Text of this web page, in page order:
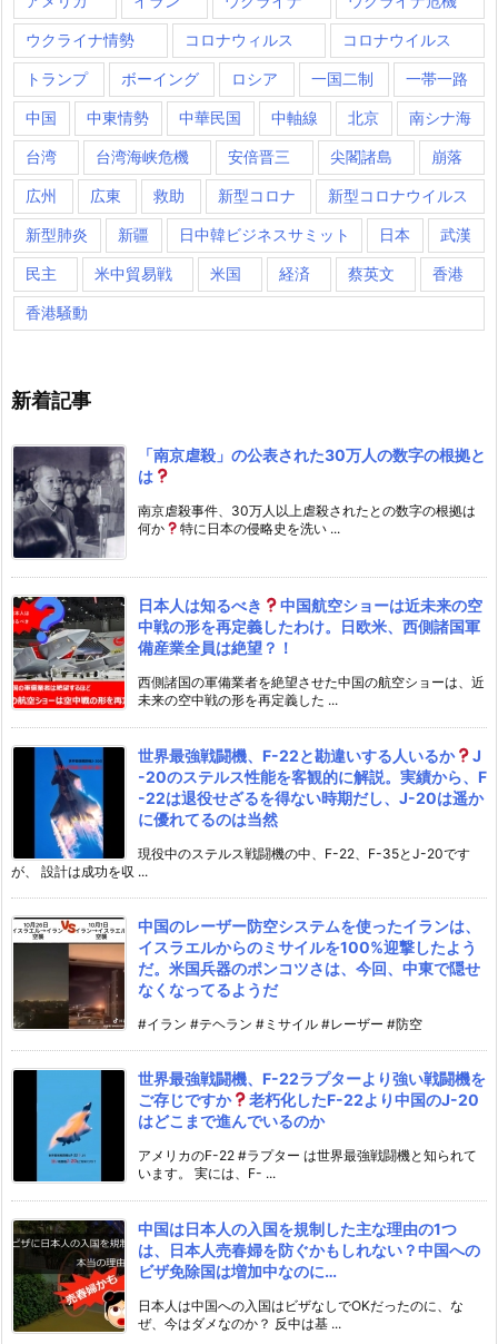
ウクライナ情勢 コロナウィルス コロナウイルス
トランプ ボーイング ロシア 一国二制 一帯一路
中国 中東情勢 中華民国 中軸線 北京 南シナ海
台湾 台湾海峡危機 安倍晋三 尖閣諸島 崩落
広州 広東 救助 新型コロナ 新型コロナウイルス
新型肺炎 新疆 日中韓ビジネスサミット 日本 武漢
民主 米中貿易戦 米国 経済 蔡英文 香港
香港騒動
新着記事
「南京虐殺」の公表された30万人の数字の根拠と
は
南京虐殺事件、30万人以上虐殺されたとの数字の根拠は
何か
特に日本の侵略史を洗い ...
日本人は知るべき
中国航空ショーは近未来の空
中戦の形を再定義したわけ。日欧米、西側諸国軍
備産業全員は絶望？！
西側諸国の軍備業者を絶望させた中国の航空ショーは、近
未来の空中戦の形を再定義した ...
世界最強戦闘機、F-22と勘違いする人いるか
J
-20のステルス性能を客観的に解説。実績から、F
-22は退役せざるを得ない時期だし、J-20は遥か
に優れてるのは当然
現役中のステルス戦闘機の中、F-22、F-35とJ-20です
が、 設計は成功を収 ...
中国のレーザー防空システムを使ったイランは、
イスラエルからのミサイルを100%迎撃したよう
だ。米国兵器のポンコツさは、今回、中東で隠せ
なくなってるようだ
#イラン #テヘラン #ミサイル #レーザー #防空
世界最強戦闘機、F-22ラプターより強い戦闘機を
ご存じですか
老朽化したF-22より中国のJ-20
はどこまで進んでいるのか
アメリカのF-22 #ラプター は世界最強戦闘機と知られて
います。 実には、F- ...
中国は日本人の入国を規制した主な理由の1つ
は、日本人売春婦を防ぐかもしれない？中国への
ビザ免除国は増加中なのに…
日本人は中国への入国はビザなしでOKだったのに、な
ぜ、今はダメなのか？ 反中は基 ...